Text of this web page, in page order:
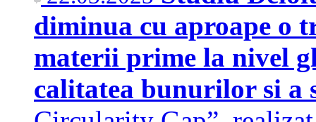
diminua cu aproape o
materii prime la nivel
calitatea bunurilor si